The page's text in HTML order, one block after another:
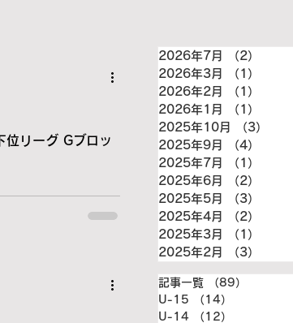
リーグ Gブロッ
2026年7月 （2）
2026年3月
（1）
2026年2月
（1）
2026年1月
（1）
2025年10月
（3）
2025年9月
（4）
2025年7月
（1）
2025年6月
（2）
2025年5月
（3）
2025年4月
（2）
2025年3月
（1）
2025年2月
（3）
記事一覧 （89）
U-15
（14）
U-14
（12）